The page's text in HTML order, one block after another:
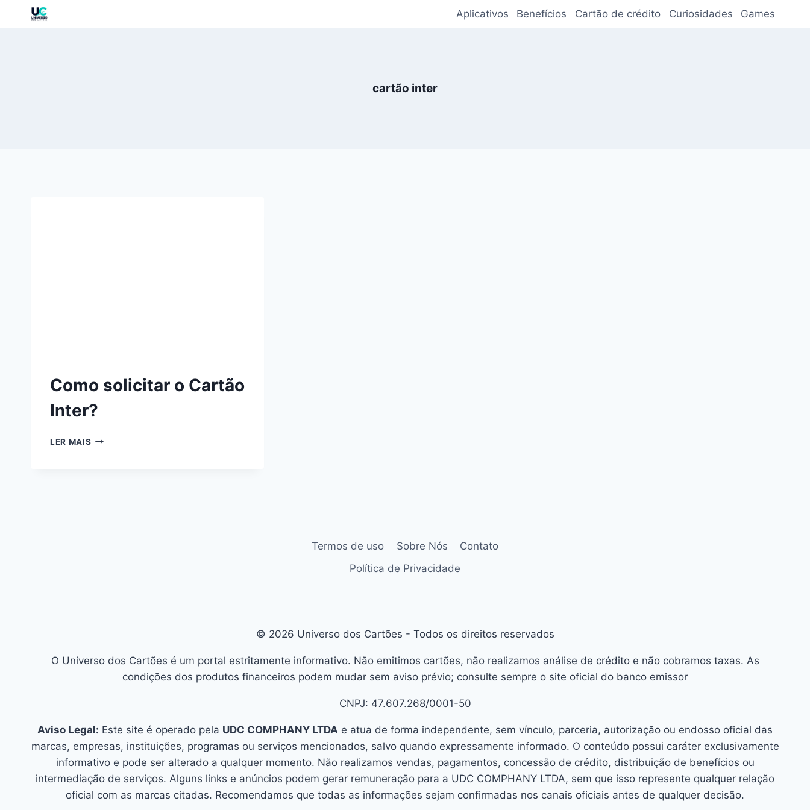
Aplicativos Benefícios Cartão de crédito Curiosidades Games
cartão inter
Como solicitar o Cartão
Inter?
LER MAIS
Termos de uso Sobre Nós
Contato
Política de Privacidade
© 2026 Universo dos Cartões - Todos os direitos reservados
O Universo dos Cartões é um portal estritamente informativo. Não emitimos cartões, não realizamos análise de crédito e não cobramos taxas. As
condições dos produtos financeiros podem mudar sem aviso prévio; consulte sempre o site oficial do banco emissor
CNPJ: 47.607.268/0001-50
Aviso Legal: Este site é operado pela UDC COMPHANY LTDA e atua de forma independente, sem vínculo, parceria, autorização ou endosso oficial das
marcas, empresas, instituições, programas ou serviços mencionados, salvo quando expressamente informado. O conteúdo possui caráter exclusivamente
informativo e pode ser alterado a qualquer momento. Não realizamos vendas, pagamentos, concessão de crédito, distribuição de benefícios ou
intermediação de serviços. Alguns links e anúncios podem gerar remuneração para a UDC COMPHANY LTDA, sem que isso represente qualquer relação
oficial com as marcas citadas. Recomendamos que todas as informações sejam confirmadas nos canais oficiais antes de qualquer decisão.